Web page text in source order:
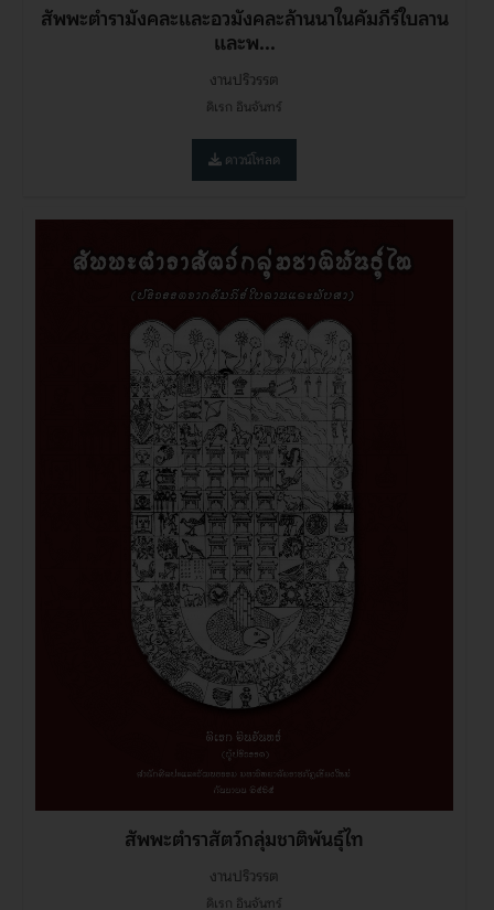
สัพพะตำรามังคละและอวมังคละล้านนาในคัมภีร์ใบลาน
และพ...
งานปริวรรต
ดิเรก อินจันทร์
ดาวน์โหลด
สัพพะตำราสัตว์กลุ่มชาติพันธุ์ไท
งานปริวรรต
ดิเรก อินจันทร์